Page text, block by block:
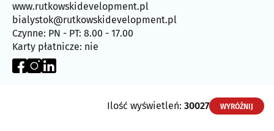
www.rutkowskidevelopment.pl
bialystok@rutkowskidevelopment.pl
Czynne: PN - PT: 8.00 - 17.00
Karty płatnicze: nie
Ilość wyświetleń: 30027 WYRÓŻNIJ